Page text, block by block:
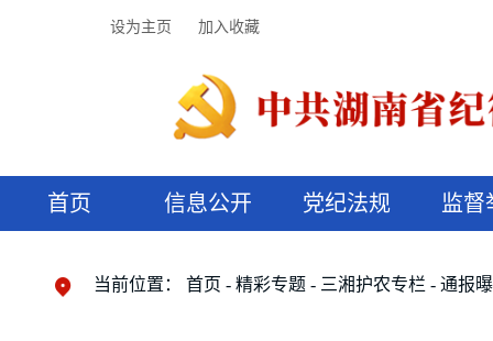
设为主页 加入收藏
首页 信息公开 党纪法规 监督
当前位置： 首页 精彩专题 三湘护农专栏 通报